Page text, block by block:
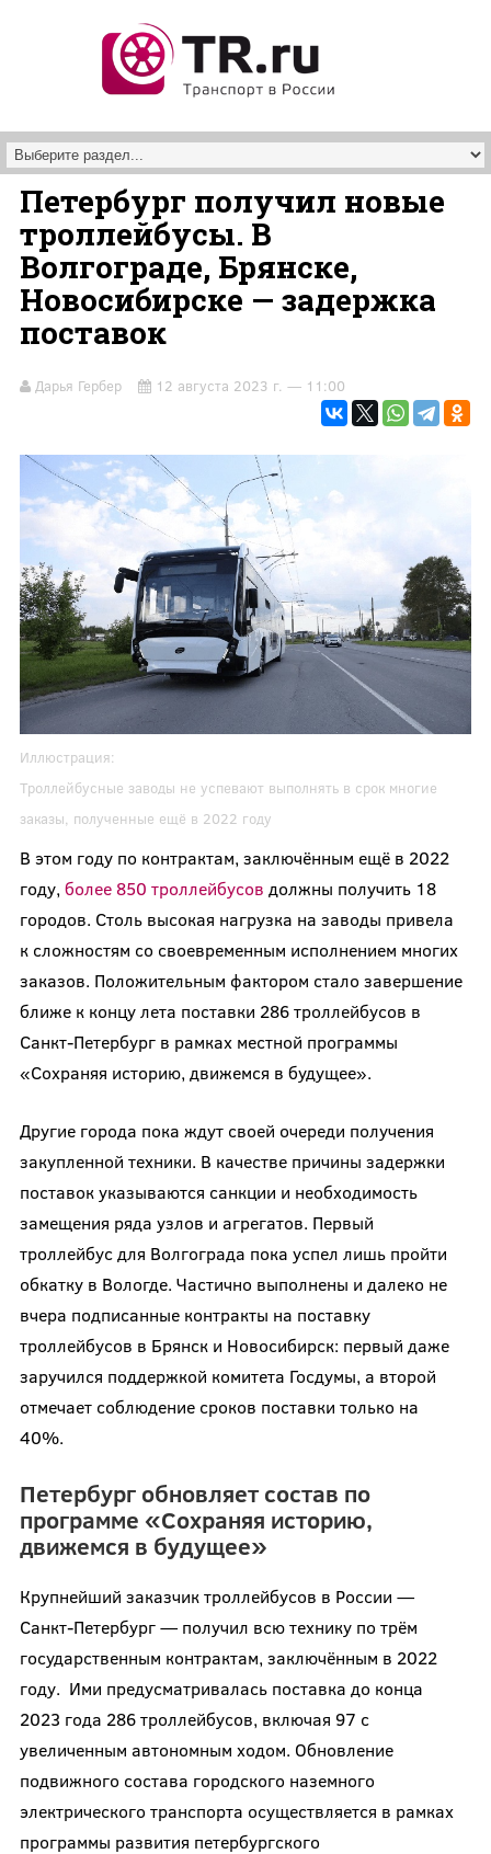
Петербург получил новые
троллейбусы. В
Волгограде, Брянске,
Новосибирске — задержка
поставок
Дарья Гербер 12 августа 2023 г. — 11:00
Иллюстрация:
Троллейбусные заводы не успевают выполнять в срок многие
заказы, полученные ещё в 2022 году
В этом году по контрактам, заключённым ещё в 2022
году, более 850 троллейбусов должны получить 18
городов. Столь высокая нагрузка на заводы привела
к сложностям со своевременным исполнением многих
заказов. Положительным фактором стало завершение
ближе к концу лета поставки 286 троллейбусов в
Санкт-Петербург в рамках местной программы
«Сохраняя историю, движемся в будущее».
Другие города пока ждут своей очереди получения
закупленной техники. В качестве причины задержки
поставок указываются санкции и необходимость
замещения ряда узлов и агрегатов. Первый
троллейбус для Волгограда пока успел лишь пройти
обкатку в Вологде. Частично выполнены и далеко не
вчера подписанные контракты на поставку
троллейбусов в Брянск и Новосибирск: первый даже
заручился поддержкой комитета Госдумы, а второй
отмечает соблюдение сроков поставки только на
40%.
Петербург обновляет состав по
программе «Сохраняя историю,
движемся в будущее»
Крупнейший заказчик троллейбусов в России —
Санкт-Петербург — получил всю технику по трём
государственным контрактам, заключённым в 2022
году. Ими предусматривалась поставка до конца
2023 года 286 троллейбусов, включая 97 с
увеличенным автономным ходом. Обновление
подвижного состава городского наземного
электрического транспорта осуществляется в рамках
программы развития петербургского